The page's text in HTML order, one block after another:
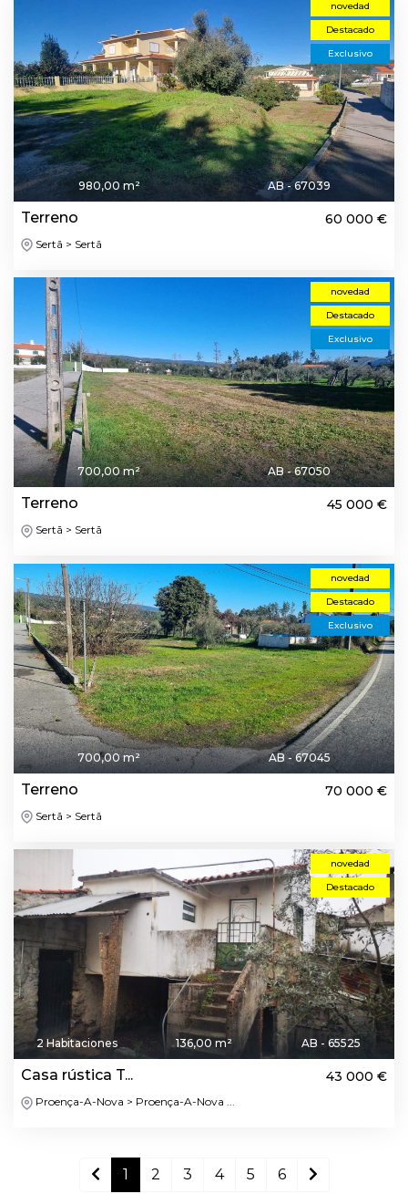
novedad
Destacado
Exclusivo
980,00 m² AB - 67039
Terreno 60 000 €
Sertã > Sertã
novedad
Destacado
Exclusivo
700,00 m² AB - 67050
Terreno 45 000 €
Sertã > Sertã
novedad
Destacado
Exclusivo
700,00 m² AB - 67045
Terreno 70 000 €
Sertã > Sertã
novedad
Destacado
2 Habitaciones 136,00 m² AB - 65525
Casa rústica T... 43 000 €
Proença-A-Nova > Proença-A-Nova ...
1 2 3 4 5 6